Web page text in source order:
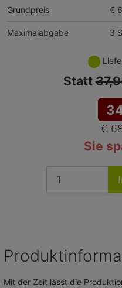
Grundpreis
€
Maximalabgabe 3
Statt
€
Sie
Mit der Zeit lässt die